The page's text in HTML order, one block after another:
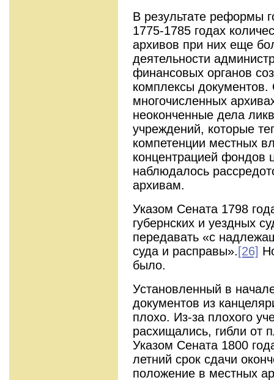
В результате реформы
1775-1785 годах
архивов при них еще
деятельности
финансовых органов
комплексы
многочисленных
неоконченные дела
учреждений, которые
компетенции местных
концентрацией фондов
наблюдалось
архивам.
Указом Сената 1798
губернских и уездных
передавать «с
суда и расправы». [26]
было.
Установленный в
документов из
плохо. Из-за плохого
расхищались, гибли от
Указом Сената 1800
летний срок сдачи
положение в местных